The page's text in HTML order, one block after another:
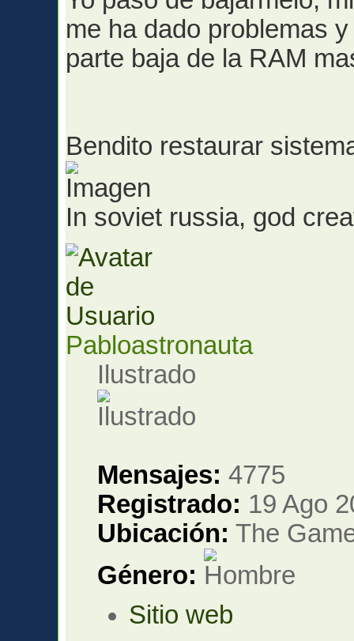
me ha dado problemas
parte baja de la RAM
Bendito restaurar
In soviet russia, god
Pabloastronauta
Ilustrado
Mensajes: 4775
Registrado: 19 Ago
Ubicación: The
Género:
Sitio web